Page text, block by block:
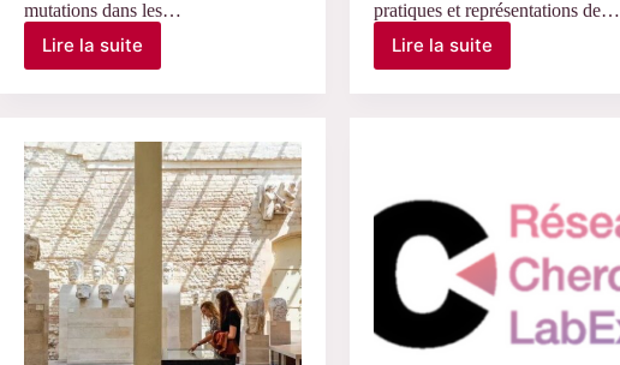
mutations dans les…
Lire la suite
Avant
le
2026
–
AAC
Colloque
TeMIC
pratiques et représentations de…
Lire la suite
Avant
le
« La
loi
du
9
septembre
1986,
quarante